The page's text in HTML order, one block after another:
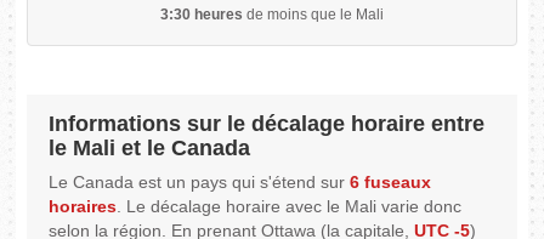
3:30 heures de moins que le Mali
Informations sur le décalage horaire entre
le Mali et le Canada
Le Canada est un pays qui s'étend sur6 fuseaux
horaires. Le décalage horaire avec le Mali varie donc
selon la région. En prenant Ottawa (la capitale,UTC -5)